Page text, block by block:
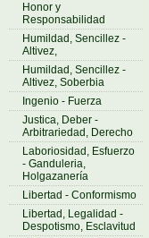
Honor y
Responsabilidad
Humildad, Sencillez -
Altivez,
Humildad, Sencillez -
Altivez, Soberbia
Ingenio - Fuerza
Justica, Deber -
Arbitrariedad, Derecho
Laboriosidad, Esfuerzo
- Ganduleria,
Holgazanería
Libertad - Conformismo
Libertad, Legalidad -
Despotismo, Esclavitud